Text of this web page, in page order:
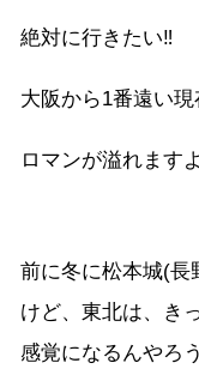
絶対に行きたい‼︎
大阪から1番遠い
ロマンが溢れます
前に冬に松本城(長
けど、東北は、き
感覚になるんやろ